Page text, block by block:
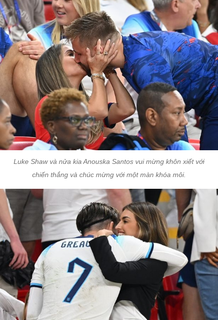
Luke Shaw và nửa kia Anouska Santos vui mừng khôn xiết với
chiến thắng và chúc mừng với một màn khóa môi.